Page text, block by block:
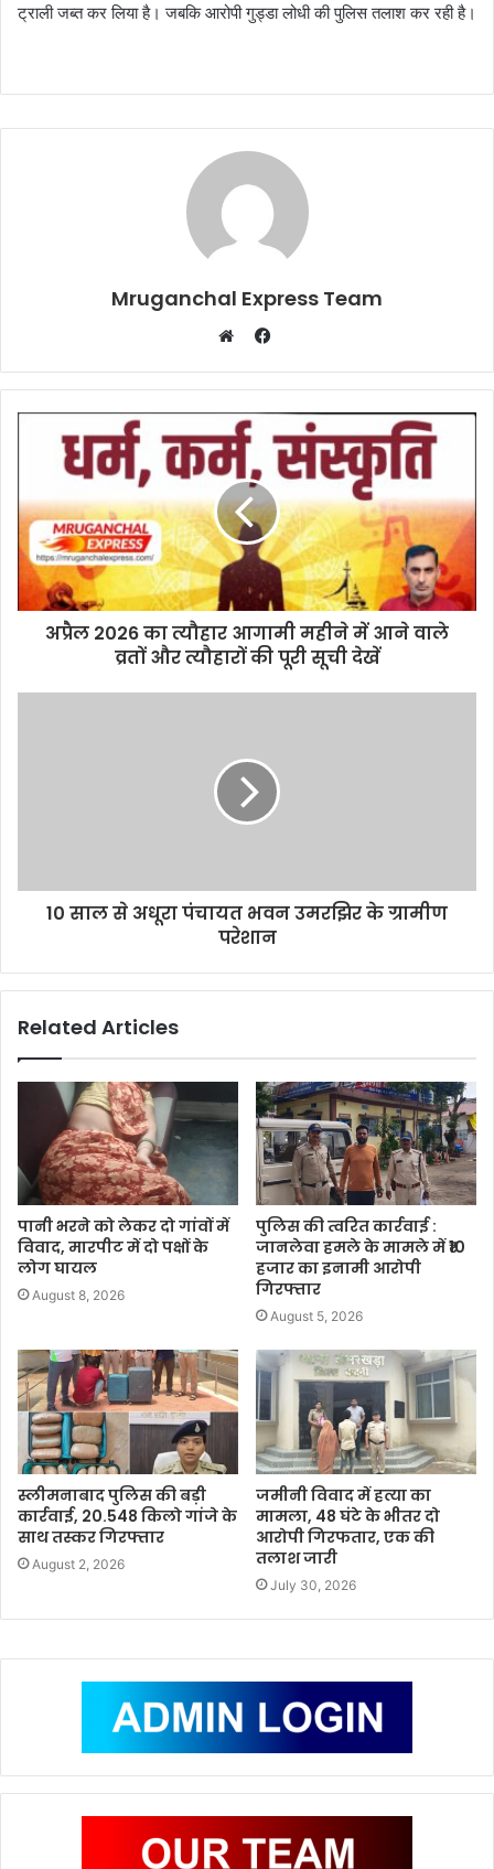
ट्राली जब्त कर लिया है। जबकि आरोपी गुड्डा लोधी की पुलिस तलाश कर रही है।
Mruganchal Express Team
Facebook
अप्रैल 2026 का त्यौहार आगामी महीने में आने वाले
व्रतों और त्यौहारों की पूरी सूची देखें
10 साल से अधूरा पंचायत भवन उमरझिर के ग्रामीण
परेशान
Related Articles
पानी भरने को लेकर दो गांवों में
विवाद, मारपीट में दो पक्षों के
लोग घायल
August 8, 2026
पुलिस की त्वरित कार्रवाई :
जानलेवा हमले के मामले में ₹10
हजार का इनामी आरोपी
गिरफ्तार
August 5, 2026
स्लीमनाबाद पुलिस की बड़ी
कार्रवाई, 20.548 किलो गांजे के
साथ तस्कर गिरफ्तार
August 2, 2026
जमीनी विवाद में हत्या का
मामला, 48 घंटे के भीतर दो
आरोपी गिरफतार, एक की
तलाश जारी
July 30, 2026